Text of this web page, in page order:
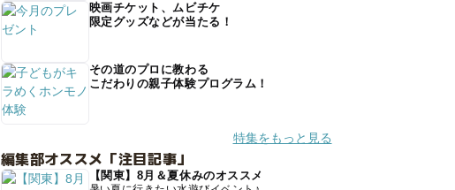
映画チケット、ムビチケ
限定グッズなどが当たる！
その道のプロに教わる
こだわりの親子体験プログラム！
特集をもっと見る
編集部オススメ「注目記事」
【関東】8月＆夏休みのオススメ